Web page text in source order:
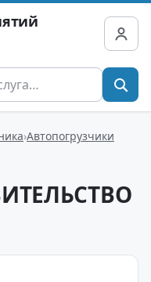
Автопогрузчики